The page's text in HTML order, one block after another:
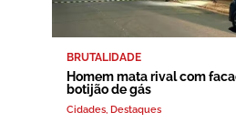
BRUTALIDADE
Homem mata rival com
botijão de gás
Cidades Destaques